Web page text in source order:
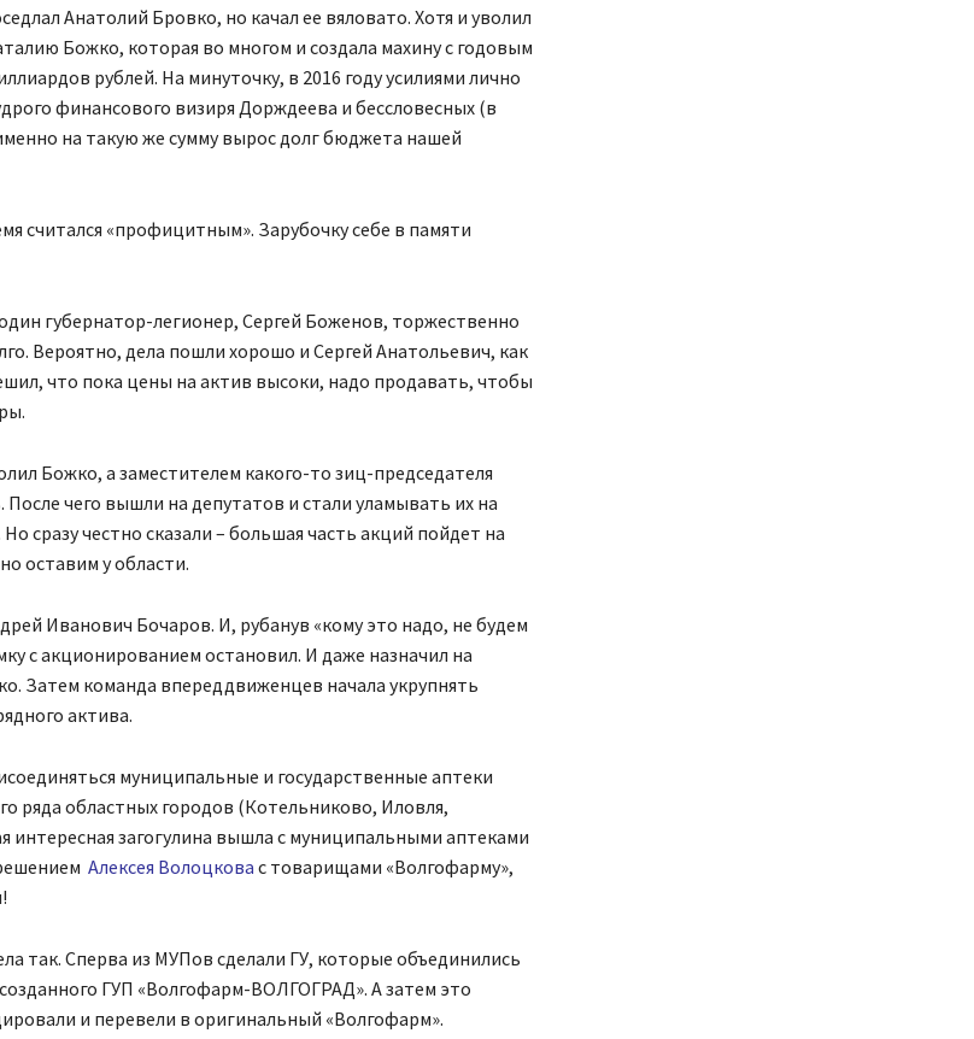
Анатолий Бровко, но качал ее вяловато. Хотя и уволил
Божко, которая во многом и создала махину с годовым
рублей. На минуточку, в 2016 году усилиями лично
финансового визиря Дорждеева и бессловесных (в
на такую же сумму вырос долг бюджета нашей
считался «профицитным». Зарубочку себе в памяти
губернатор-легионер, Сергей Боженов, торжественно
Вероятно, дела пошли хорошо и Сергей Анатольевич, как
что пока цены на актив высоки, надо продавать, чтобы
Божко, а заместителем какого-то зиц-председателя
После чего вышли на депутатов и стали уламывать их на
сразу честно сказали – большая часть акций пойдет на
оставим у области.
Иванович Бочаров. И, рубанув «кому это надо, не будем
с акционированием остановил. И даже назначил на
Затем команда впереддвиженцев начала укрупнять
актива.
муниципальные и государственные аптеки
ряда областных городов (Котельниково, Иловля,
интересная загогулина вышла с муниципальными аптеками
Алексея Волоцкова с товарищами «Волгофарму»,
так. Сперва из МУПов сделали ГУ, которые объединились
ГУП «Волгофарм-ВОЛГОГРАД». А затем это
и перевели в оригинальный «Волгофарм».